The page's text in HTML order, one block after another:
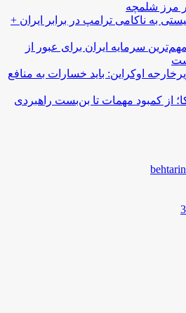
مرز شلمچه
به ناکامی ترامپ در برابر ایران +
سرمایه ایران برای عبور از
اوکراین: باید خسارات به منافع
از کمبود مهمات تا بن‌بست راهبردی